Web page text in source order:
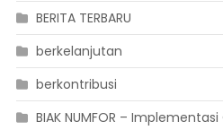
BERITA TERBARU
berkelanjutan
berkontribusi
BIAK NUMFOR –